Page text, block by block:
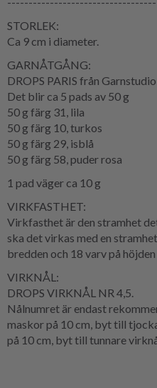
STORLEK:
Ca 9 cm i diameter.
GARNÅTGÅNG:
DROPS PARIS från
Det blir ca 5 pads av 50 g
50 g färg 31, lila
50 g färg 10, turkos
50 g färg 29, isblå
50 g färg 58, puder rosa
1 pad väger ca 10 g
VIRKFASTHET:
Virkfasthet är den stramhet
ska det virkas med en
bredden och 18 varv på
VIRKNÅL:
DROPS VIRKNÅL NR 4,5.
Nålnumret är endast
maskor på 10 cm, byt till
på 10 cm, byt till tunnare